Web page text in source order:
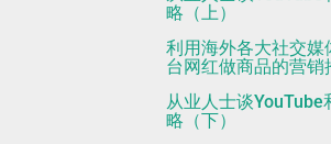
略（上）
利用海外各大社交
台网红做商品的营销
从业人士谈
略（下）